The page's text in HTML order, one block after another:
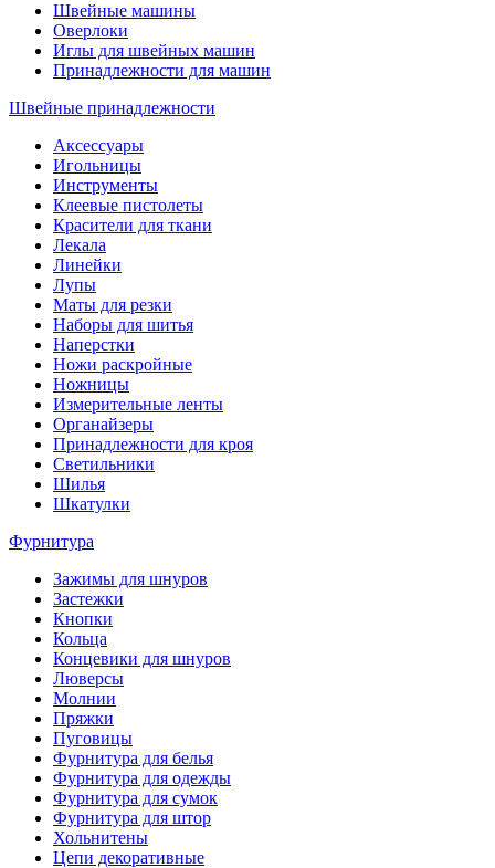
Швейные машины
Оверлоки
Иглы для швейных машин
Принадлежности для машин
Швейные принадлежности
Аксессуары
Игольницы
Инструменты
Клеевые пистолеты
Красители для ткани
Лекала
Линейки
Лупы
Маты для резки
Наборы для шитья
Наперстки
Ножи раскройные
Ножницы
Измерительные ленты
Органайзеры
Принадлежности для кроя
Светильники
Шилья
Шкатулки
Фурнитура
Зажимы для шнуров
Застежки
Кнопки
Кольца
Концевики для шнуров
Люверсы
Молнии
Пряжки
Пуговицы
Фурнитура для белья
Фурнитура для одежды
Фурнитура для сумок
Фурнитура для штор
Хольнитены
Цепи декоративные